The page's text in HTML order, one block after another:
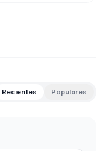
Recientes Populares